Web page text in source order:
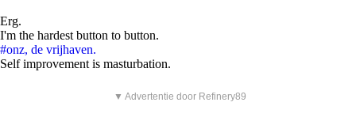
Erg.
I'm the hardest button to button.
#onz, de vrijhaven.
Self improvement is masturbation.
▼ Advertentie door Refinery89